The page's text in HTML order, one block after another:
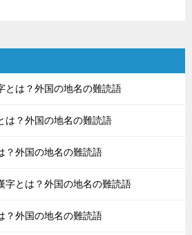
とは？外国の地名の難読語
は？外国の地名の難読語
？外国の地名の難読語
字とは？外国の地名の難読語
？外国の地名の難読語